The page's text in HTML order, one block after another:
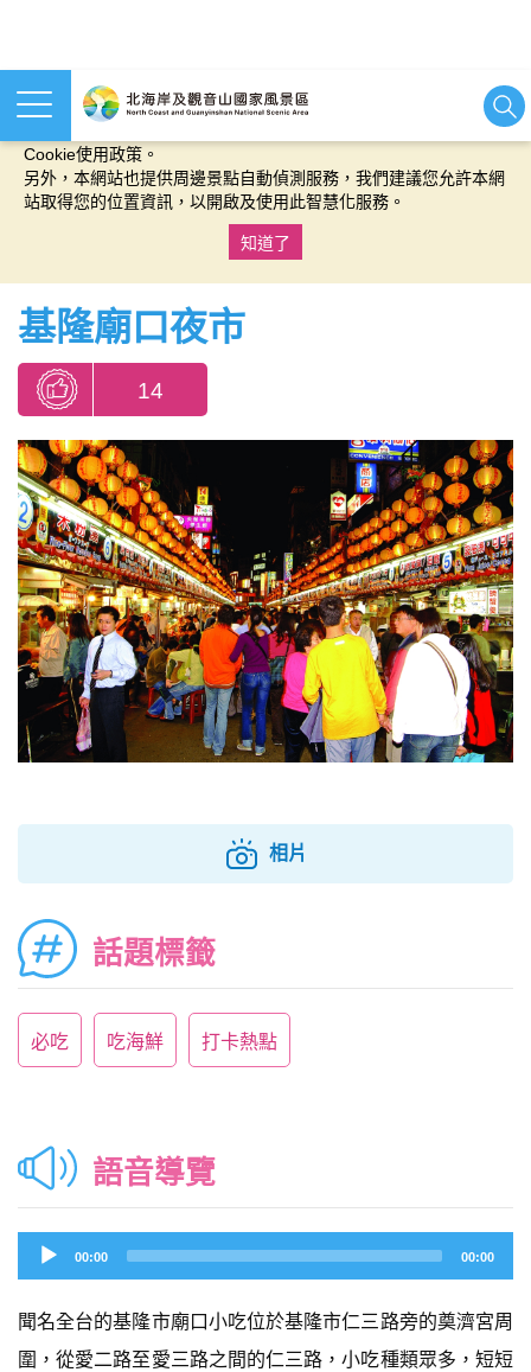
本網站使用cookies等相關技術以持續優化網站服務，並有助於為
Cookie使用政策。
另外，本網站也提供周邊景點自動偵測服務，我們建議您允許本網
站取得您的位置資訊，以開啟及使用此智慧化服務。
知道了
基隆廟口夜市
14
相片
話題標籤
必吃 吃海鮮 打卡熱點
語音導覽
Audio
Player
00:00 00:00
聞名全台的基隆市廟口小吃位於基隆市仁三路旁的奠濟宮周
圍，從愛二路至愛三路之間的仁三路，小吃種類眾多，短短